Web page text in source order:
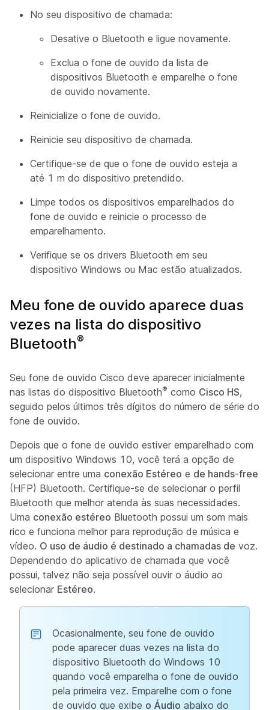
No seu dispositivo de chamada:
Desative o Bluetooth e ligue novamente.
Exclua o fone de ouvido da lista de
dispositivos Bluetooth e emparelhe o fone
de ouvido novamente.
Reinicialize o fone de ouvido.
Reinicie seu dispositivo de chamada.
Certifique-se de que o fone de ouvido esteja a
até 1 m do dispositivo pretendido.
Limpe todos os dispositivos emparelhados do
fone de ouvido e reinicie o processo de
emparelhamento.
Verifique se os drivers Bluetooth em seu
dispositivo Windows ou Mac estão atualizados.
Meu fone de ouvido aparece duas
vezes na lista do dispositivo
Bluetooth®
Seu fone de ouvido Cisco deve aparecer inicialmente
nas listas do dispositivo Bluetooth® como Cisco HS,
seguido pelos últimos três dígitos do número de série do
fone de ouvido.
Depois que o fone de ouvido estiver emparelhado com
um dispositivo Windows 10, você terá a opção de
selecionar entre uma conexão Estéreo e de hands-free
(HFP) Bluetooth. Certifique-se de selecionar o perfil
Bluetooth que melhor atenda às suas necessidades.
Uma conexão estéreo Bluetooth possui um som mais
rico e funciona melhor para reprodução de música e
vídeo. O uso de áudio é destinado a chamadas de voz.
Dependendo do aplicativo de chamada que você
possui, talvez não seja possível ouvir o áudio ao
selecionar Estéreo.
Ocasionalmente, seu fone de ouvido
pode aparecer duas vezes na lista do
dispositivo Bluetooth do Windows 10
quando você emparelha o fone de ouvido
pela primeira vez. Emparelhe com o fone
de ouvido que exibe o Áudio abaixo do